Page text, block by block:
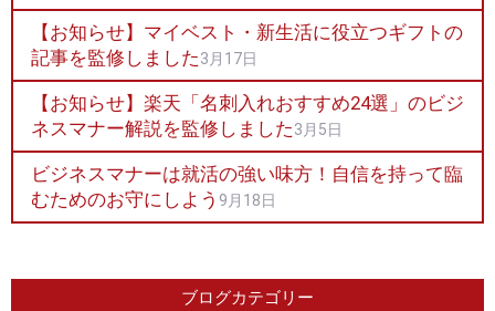
【お知らせ】マイベスト・新生活に役立つギフトの
記事を監修しました3月17日
【お知らせ】楽天「名刺入れおすすめ24選」のビジ
ネスマナー解説を監修しました3月5日
ビジネスマナーは就活の強い味方！自信を持って臨
むためのお守にしよう 9月18日
ブログカテゴリー